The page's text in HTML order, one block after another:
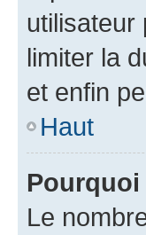
utilisateur
limiter la
et enfin
Haut
Le